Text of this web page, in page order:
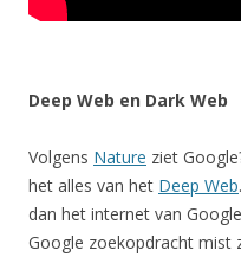
Deep Web en Dark Web
Volgens Nature ziet
het alles van het Deep Web
dan het internet van
Google zoekopdracht mist